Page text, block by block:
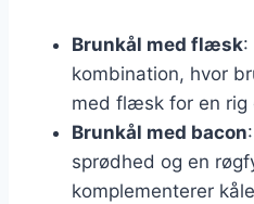
Brunkål med flæsk:
kombination, hvor
med flæsk for en rig
Brunkål med bacon
sprødhed og en
komplementerer